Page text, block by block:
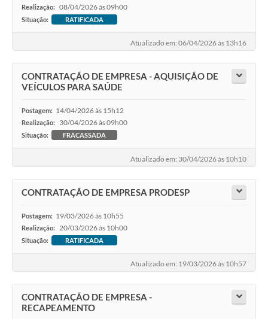
Realização: 08/04/2026 às 09h00
Situação: RATIFICADA
Atualizado em: 06/04/2026 às 13h16
CONTRATAÇÃO DE EMPRESA - AQUISIÇÃO DE
VEÍCULOS PARA SAÚDE
Postagem: 14/04/2026 às 15h12
Realização: 30/04/2026 às 09h00
Situação: FRACASSADA
Atualizado em: 30/04/2026 às 10h10
CONTRATAÇÃO DE EMPRESA PRODESP
Postagem: 19/03/2026 às 10h55
Realização: 20/03/2026 às 10h00
Situação: RATIFICADA
Atualizado em: 19/03/2026 às 10h57
CONTRATAÇÃO DE EMPRESA -
RECAPEAMENTO